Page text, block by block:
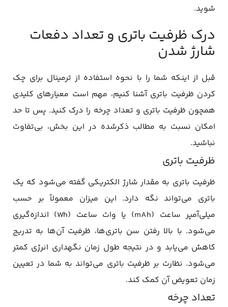
شوید.
درک ظرفیت باتری و تعداد دفعات
شارژ شدن
قبل از اینکه شما را با نحوه استفاده از ترمینال برای چک
کردن ظرفیت باتری آشنا کنیم، مهم است معیارهای کلیدی
همچون ظرفیت باتری و تعداد چرخه را درک کنید. پس تا حد
امکان نسبت به مطالب ذکرشده در این بخش، بی‌تفاوت
نباشید.
ظرفیت باتری
ظرفیت باتری به مقدار شارژ الکتریکی گفته می‌شود که یک
باتری می‌تواند نگه دارد. این میزان معمولاً بر حسب
میلی‌آمپر ساعت (mAh) یا وات ساعت (Wh) اندازه‌گیری
می‌شود. با بالا رفتن سن باتری‌ها، ظرفیت آن‌ها به تدریج
کاهش می‌یابد و در نتیجه طول زمان نگهداری انرژی کمتر
می‌شود. نظارت بر ظرفیت باتری می‌تواند به شما در تعیین
زمان تعویض آن کمک کند.
تعداد چرخه